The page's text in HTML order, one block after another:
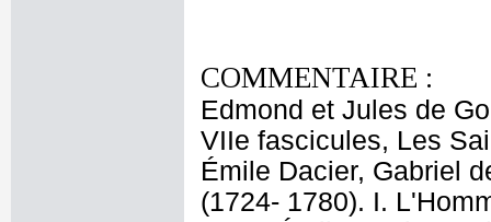
COMMENTAIRE :
Edmond et Jules de
VIIe fascicules, Les
Émile Dacier, Gabriel
(1724- 1780). I.